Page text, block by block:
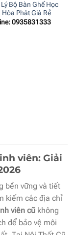
Bộ Bàn Ghế Học
Hòa Phát Giá Rẻ
0935831333
viên: Giải
bền vững và tiết
kiếm các địa chỉ
viên cũ không
để bảo vệ môi